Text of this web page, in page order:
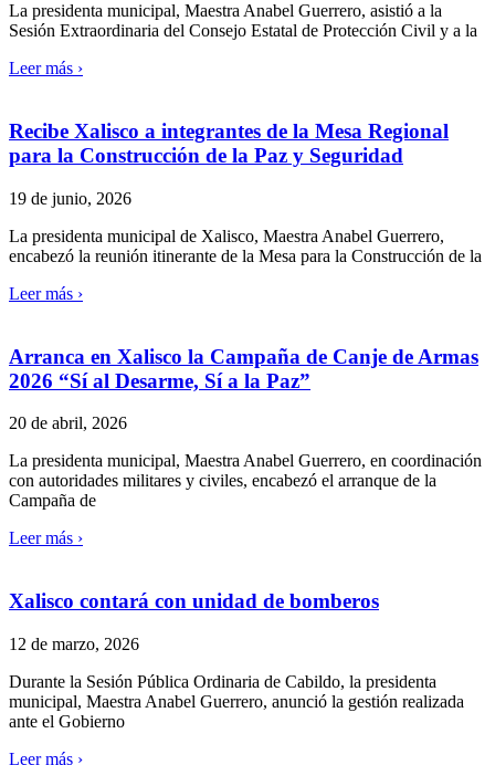
La presidenta municipal, Maestra Anabel Guerrero, asistió a la
Sesión Extraordinaria del Consejo Estatal de Protección Civil y a la
Leer más ›
Recibe Xalisco a integrantes de la Mesa Regional
para la Construcción de la Paz y Seguridad
19 de junio, 2026
La presidenta municipal de Xalisco, Maestra Anabel Guerrero,
encabezó la reunión itinerante de la Mesa para la Construcción de la
Leer más ›
Arranca en Xalisco la Campaña de Canje de Armas
2026 “Sí al Desarme, Sí a la Paz”
20 de abril, 2026
La presidenta municipal, Maestra Anabel Guerrero, en coordinación
con autoridades militares y civiles, encabezó el arranque de la
Campaña de
Leer más ›
Xalisco contará con unidad de bomberos
12 de marzo, 2026
Durante la Sesión Pública Ordinaria de Cabildo, la presidenta
municipal, Maestra Anabel Guerrero, anunció la gestión realizada
ante el Gobierno
Leer más ›